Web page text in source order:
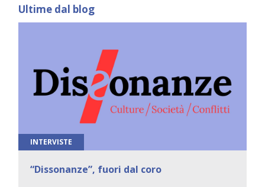
Ultime dal blog
INTERVISTE
“Dissonanze”, fuori dal coro